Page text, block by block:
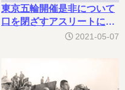
東京五輪開催是非について
口を閉ざすアスリートに疑
2021-05-07